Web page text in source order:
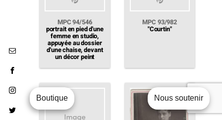
Boutique Nous soutenir
MPC 94/546
portrait en pied d'une
femme en studio,
appuyée au dossier
d'une chaise, devant
un décor peint
MPC 93/982
"Courtin"